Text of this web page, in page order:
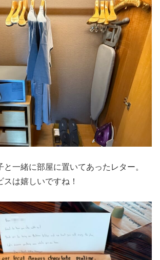
一緒に部屋に置いてあったレター。
スは嬉しいですね！